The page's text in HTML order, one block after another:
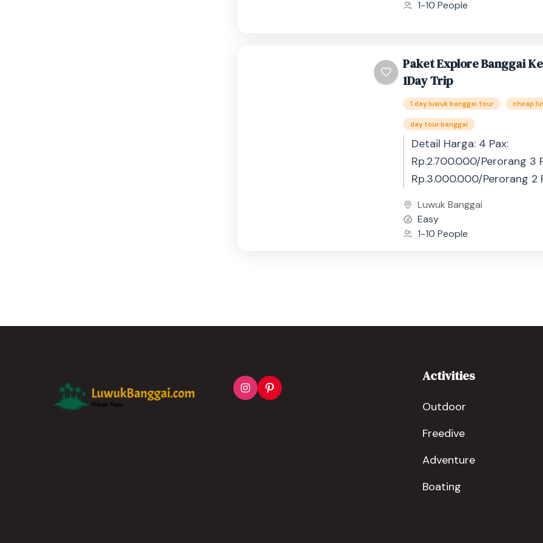
orang hubungi admin
1-10 People
Paket Explore Banggai
1Day Trip
1 day luwuk banggai tour cheap
day tour banggai
Detail Harga: 4 Pax:
Rp.2.700.000/Perorang 3
Rp.3.000.000/Perorang 2
Rp4.250.000/
orang hubungi admin
Luwuk Banggai
Easy
1-10 People
Activities
Outdoor
Freedive
Adventure
Boating